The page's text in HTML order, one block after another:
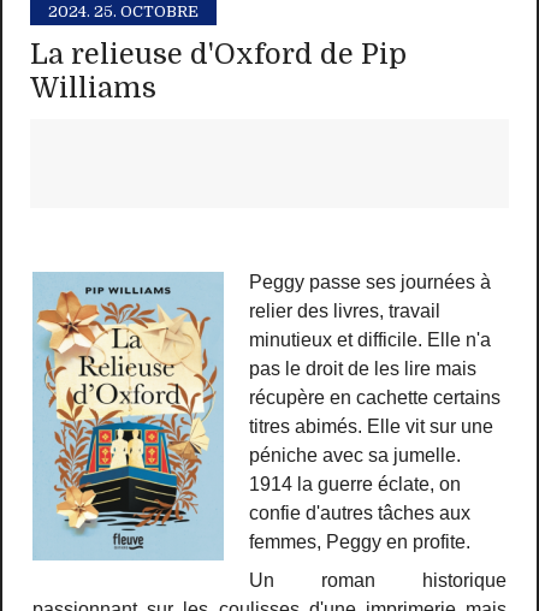
2024. 25. OCTOBRE
La relieuse d'Oxford de Pip
Williams
Peggy passe ses journées à
relier des livres, travail
minutieux et difficile. Elle n'a
pas le droit de les lire mais
récupère en cachette certains
titres abimés. Elle vit sur une
péniche avec sa jumelle.
1914 la guerre éclate, on
confie d'autres tâches aux
femmes, Peggy en profite.
Un roman historique